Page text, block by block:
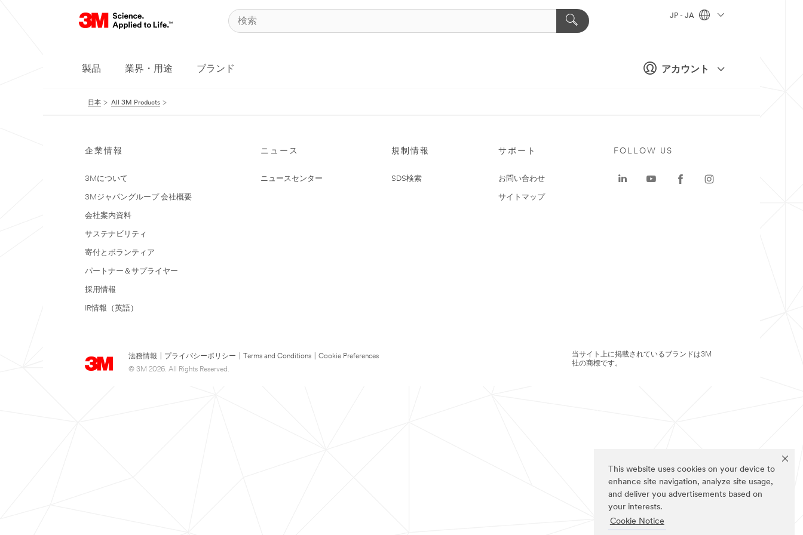
This website uses cookies on your device to
enhance site navigation, analyze site usage,
and deliver you advertisements based on
your interests.
Cookie Notice
アカウント
JP - JA
製品 業界・用途 ブランド
日本 All 3M Products
企業情報
3Mについて
3Mジャパングループ 会社概要
会社案内資料
サステナビリティ
寄付とボランティア
パートナー＆サプライヤー
採用情報
IR情報（英語）
ニュース
ニュースセンター
規制情報
SDS検索
サポート
お問い合わせ
サイトマップ
法務情報 プライバシーポリシー Terms and Conditions
Cookie Preferences
© 3M 2026. All Rights Reserved.
FOLLOW US
当サイト上に掲載されているブランドは3M
社の商標です。